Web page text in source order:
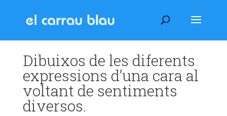
Dibuixos de les diferents
expressions d’una cara al
voltant de sentiments
diversos.